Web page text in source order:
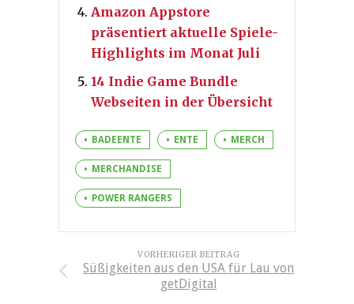
Amazon Appstore
präsentiert aktuelle Spiele-
Highlights im Monat Juli
14 Indie Game Bundle
Webseiten in der Übersicht
BADEENTE ENTE MERCH
MERCHANDISE
POWER RANGERS
VORHERIGER BEITRAG
Süßigkeiten aus den USA für Lau von
getDigital